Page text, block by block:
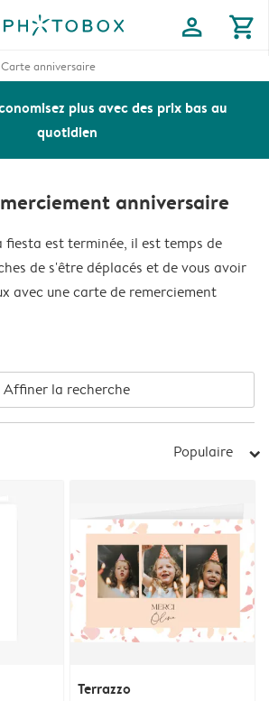
profile shopping_cart
Carte anniversaire
plus avec des prix bas au
quotidien
anniversaire
est terminée, il est temps de
de s'être déplacés et de vous avoir
avec une carte de remerciement
Affiner la recherche
Populaire arrow_right
Terrazzo